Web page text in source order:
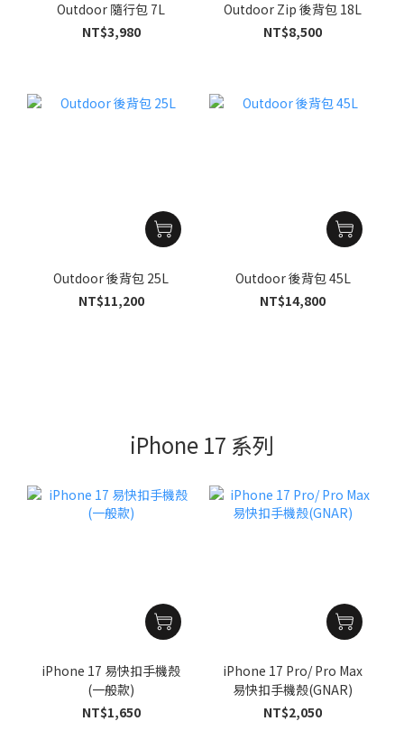
Outdoor 隨行包 7L
NT$3,980
Outdoor Zip 後背包 18L
NT$8,500
Outdoor 後背包 25L
NT$11,200
Outdoor 後背包 45L
NT$14,800
iPhone 17 系列
iPhone 17 易快扣手機殼
(一般款)
NT$1,650
iPhone 17 Pro/ Pro Max
易快扣手機殼(GNAR)
NT$2,050